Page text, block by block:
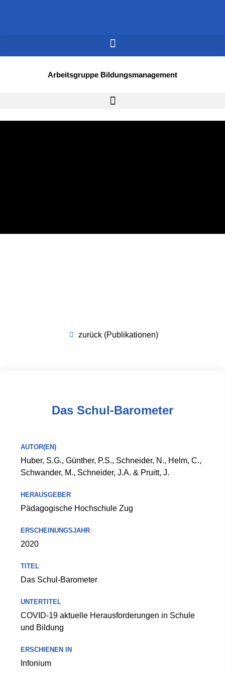
Arbeitsgruppe Bildungsmanagement
zurück (Publikationen)
Das Schul-Barometer
AUTOR(EN)
Huber, S.G., Günther, P.S., Schneider, N., Helm, C.,
Schwander, M., Schneider, J.A. & Pruitt, J.
HERAUSGEBER
Pädagogische Hochschule Zug
ERSCHEINUNGSJAHR
2020
TITEL
Das Schul-Barometer
UNTERTITEL
COVID-19 aktuelle Herausforderungen in Schule
und Bildung
ERSCHIENEN IN
Infonium